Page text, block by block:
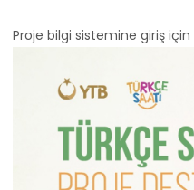
Proje bilgi sistemine giriş için